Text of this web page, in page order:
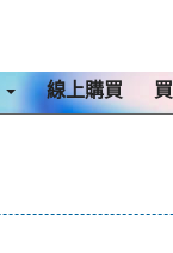
線上購買